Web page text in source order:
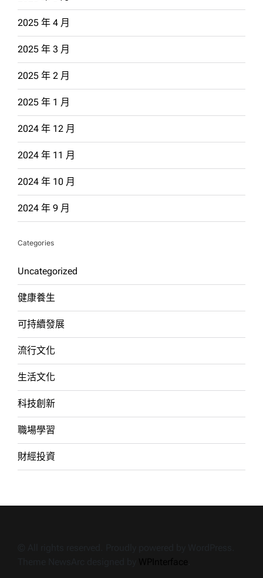
2025 年 4 月
2025 年 3 月
2025 年 2 月
2025 年 1 月
2024 年 12 月
2024 年 11 月
2024 年 10 月
2024 年 9 月
Categories
Uncategorized
健康養生
可持續發展
流行文化
生活文化
科技創新
職場學習
財經投資